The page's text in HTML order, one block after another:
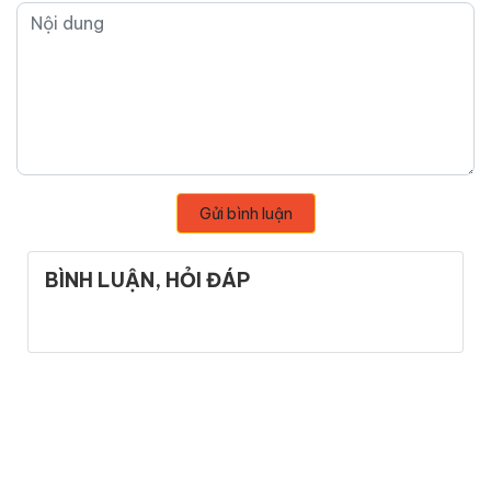
Gửi bình luận
BÌNH LUẬN, HỎI ĐÁP